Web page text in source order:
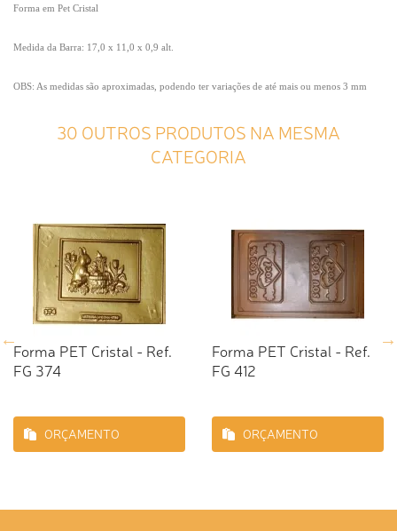
Forma em Pet Cristal
Medida da Barra: 17,0 x 11,0 x 0,9 alt.
OBS: As medidas são aproximadas, podendo ter variações de até mais ou menos 3 mm
30 OUTROS PRODUTOS NA MESMA
CATEGORIA
Forma PET Cristal - Ref.
FG 374
ORÇAMENTO
Forma PET Cristal - Ref.
FG 412
ORÇAMENTO